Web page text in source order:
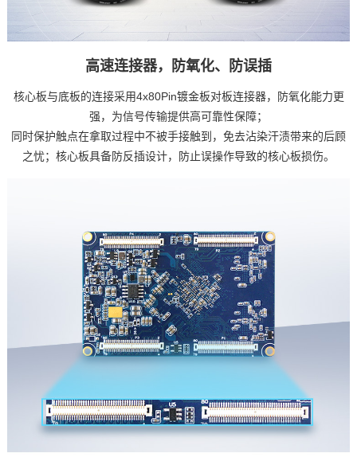
高速连接器，防氧化、防误插
核心板与底板的连接采用4x80Pin镀金板对板连接器，防氧化能力更
强，为信号传输提供高可靠性保障；
同时保护触点在拿取过程中不被手接触到，免去沾染汗渍带来的后顾
之忧；核心板具备防反插设计，防止误操作导致的核心板损伤。